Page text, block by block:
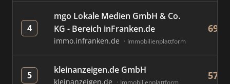
4
mgo Lokale Medien GmbH & Co.
KG - Bereich inFranken.de
immo.infranken.de Immobilienplattform
695
5 kleinanzeigen.de GmbH
kleinanzeigen.de Immobilienplattform
576